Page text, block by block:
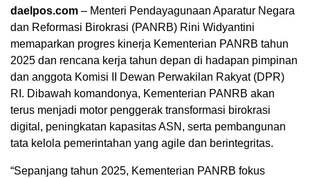
daelpos.com – Menteri Pendayagunaan Aparatur Negara
dan Reformasi Birokrasi (PANRB) Rini Widyantini
memaparkan progres kinerja Kementerian PANRB tahun
2025 dan rencana kerja tahun depan di hadapan pimpinan
dan anggota Komisi II Dewan Perwakilan Rakyat (DPR)
RI. Dibawah komandonya, Kementerian PANRB akan
terus menjadi motor penggerak transformasi birokrasi
digital, peningkatan kapasitas ASN, serta pembangunan
tata kelola pemerintahan yang agile dan berintegritas.
“Sepanjang tahun 2025, Kementerian PANRB fokus